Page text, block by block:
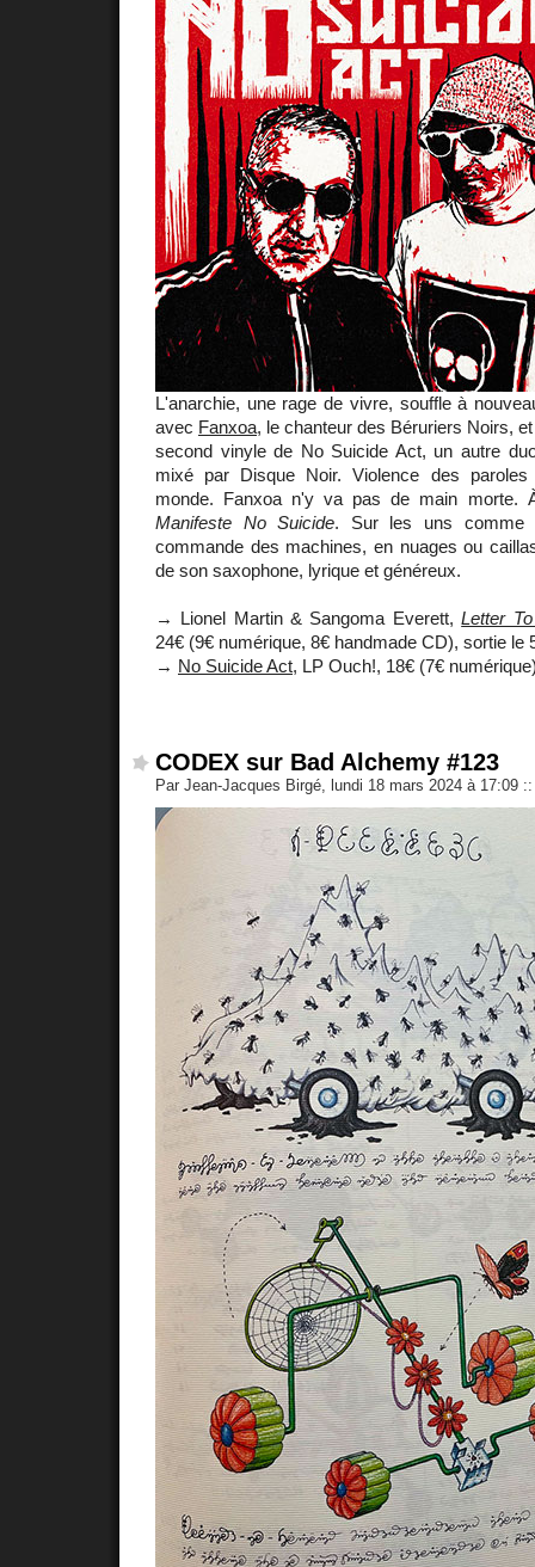
L'anarchie, une rage de vivre, souffle à
avec Fanxoa, le chanteur des Béruriers Noirs,
second vinyle de No Suicide Act, un autre
mixé par Disque Noir. Violence des
monde. Fanxoa n'y va pas de main morte.
Manifeste No Suicide. Sur les uns comme
commande des machines, en nuages ou
de son saxophone, lyrique et généreux.
→ Lionel Martin & Sangoma Everett,Letter
24€ (9€ numérique, 8€ handmade CD), sortie le
→ No Suicide Act, LP Ouch!, 18€ (7€
CODEX sur Bad Alchemy #123
Par Jean-Jacques Birgé, lundi 18 mars 2024 à 17:09 ::